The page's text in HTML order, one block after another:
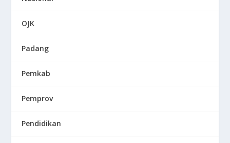
OJK
Padang
Pemkab
Pemprov
Pendidikan